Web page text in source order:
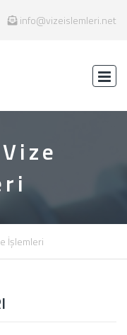
info@vizeislemleri.net
İşlemleri